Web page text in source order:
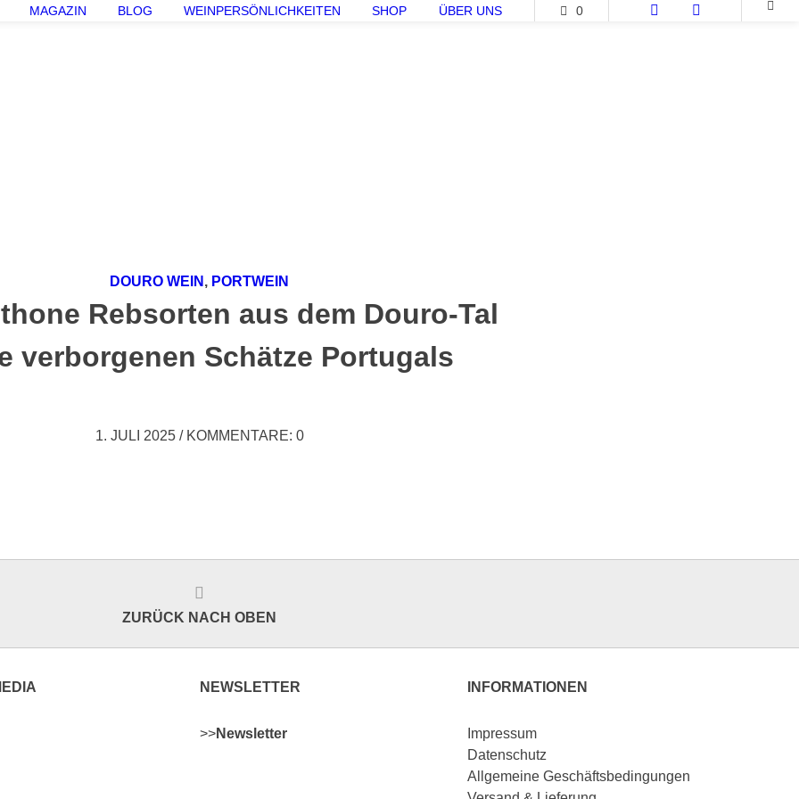
MAGAZIN BLOG WEINPERSÖNLICHKEITEN SHOP ÜBER UNS 0
DOURO WEIN , PORTWEIN
Rebsorten aus dem Douro-Tal
verborgenen Schätze Portugals
1. JULI 2025 /KOMMENTARE: 0
ZURÜCK NACH OBEN
NEWSLETTER
>>Newsletter
INFORMATIONEN
Impressum
Datenschutz
Allgemeine Geschäftsbedingungen